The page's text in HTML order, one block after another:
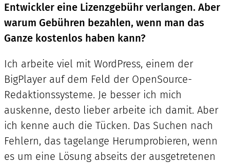
Entwickler eine Lizenzgebühr verlangen. Aber
warum Gebühren bezahlen, wenn man das
Ganze kostenlos haben kann?
Ich arbeite viel mit WordPress, einem der
BigPlayer auf dem Feld der OpenSource-
Redaktionssysteme. Je besser ich mich
auskenne, desto lieber arbeite ich damit. Aber
ich kenne auch die Tücken. Das Suchen nach
Fehlern, das tagelange Herumprobieren, wenn
es um eine Lösung abseits der ausgetretenen